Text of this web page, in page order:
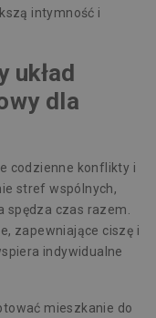
intymność i
układ
dla
codzienne konflikty i
stref wspólnych,
spędza czas razem.
zapewniające ciszę i
indywidualne
mieszkanie do